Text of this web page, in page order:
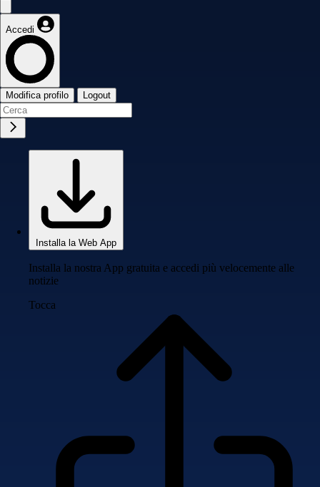
Accedi
Modifica profilo Logout
Installa la Web App
Installa la nostra App gratuita e accedi più velocemente alle
notizie
Tocca